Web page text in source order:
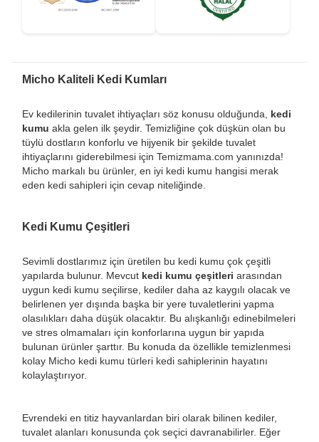
Micho Kaliteli Kedi Kumları
Ev kedilerinin tuvalet ihtiyaçları söz konusu olduğunda, kedi
kumu akla gelen ilk şeydir. Temizliğine çok düşkün olan bu
tüylü dostların konforlu ve hijyenik bir şekilde tuvalet
ihtiyaçlarını giderebilmesi için Temizmama.com yanınızda!
Micho markalı bu ürünler, en iyi kedi kumu hangisi merak
eden kedi sahipleri için cevap niteliğinde.
Kedi Kumu Çeşitleri
Sevimli dostlarımız için üretilen bu kedi kumu çok çeşitli
yapılarda bulunur. Mevcut kedi kumu çeşitleri arasından
uygun kedi kumu seçilirse, kediler daha az kaygılı olacak ve
belirlenen yer dışında başka bir yere tuvaletlerini yapma
olasılıkları daha düşük olacaktır. Bu alışkanlığı edinebilmeleri
ve stres olmamaları için konforlarına uygun bir yapıda
bulunan ürünler şarttır. Bu konuda da özellikle temizlenmesi
kolay Micho kedi kumu türleri kedi sahiplerinin hayatını
kolaylaştırıyor.
Evrendeki en titiz hayvanlardan biri olarak bilinen kediler,
tuvalet alanları konusunda çok seçici davranabilirler. Eğer